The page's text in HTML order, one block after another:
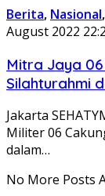
Berita, Nasional,
August 2022
Mitra Jaya
Silahturahmi
Jakarta
Militer 06
dalam…
No More Posts